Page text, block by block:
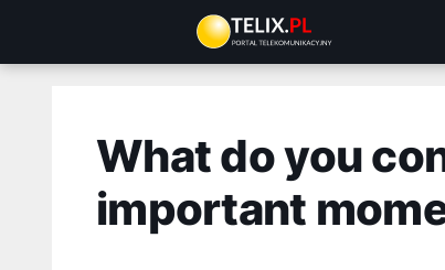
treści
What do you
important